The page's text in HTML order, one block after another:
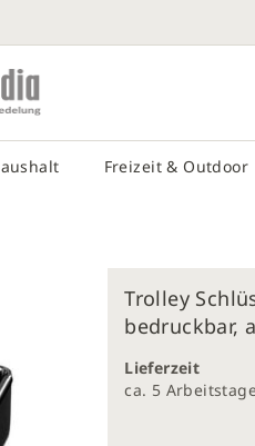
UM DIE SUCHE ZU STARTEN
Freizeit & Outdoor
Trolley
bedruckbar,
Lieferzeit
ca. 5